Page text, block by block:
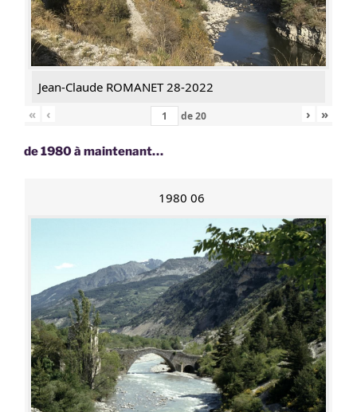
Jean-Claude ROMANET 28-2022
«
‹ de20 › »
de 1980 à maintenant…
1980 06